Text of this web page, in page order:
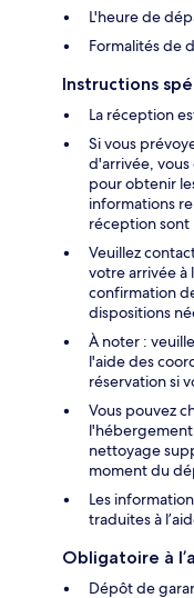
L'heure de
Formalités de
Instructions
La réception
Si vous
d'arrivée,
pour obtenir
informations
réception sont
Veuillez
votre arrivée à
confirmation
dispositions
À noter :
l'aide des
réservation si
Vous pouvez
nettoyage
moment du
Les
traduites à
Obligatoire à
Dépôt de